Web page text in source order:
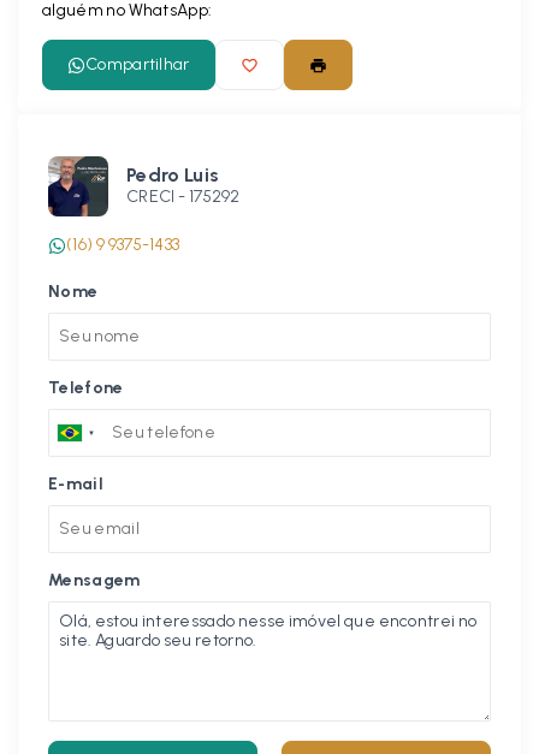
alguém no WhatsApp:
Compartilhar
Pedro Luis
CRECI - 175292
(16) 9 9375-1433
Nome
Telefone
E-mail
Mensagem